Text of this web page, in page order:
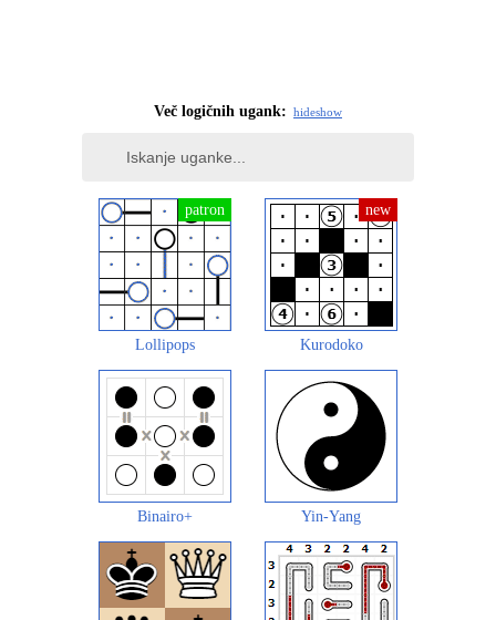
Več logičnih ugank: hideshow
Lollipops Kurodoko
Binairo+ Yin-Yang